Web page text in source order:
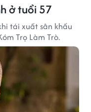
ở tuổi 57
tái xuất sân khấu
Trọ Làm Trò.